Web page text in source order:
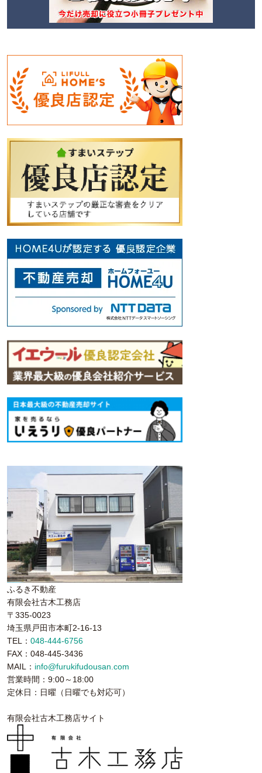
ふるき不動産
有限会社古木工務店
〒335-0023
埼玉県戸田市本町2-16-13
TEL： 048-444-6756
FAX：048-445-3436
MAIL： info@furukifudousan.com
営業時間：9:00～18:00
定休日：日曜（日曜でも対応可）
有限会社古木工務店サイト